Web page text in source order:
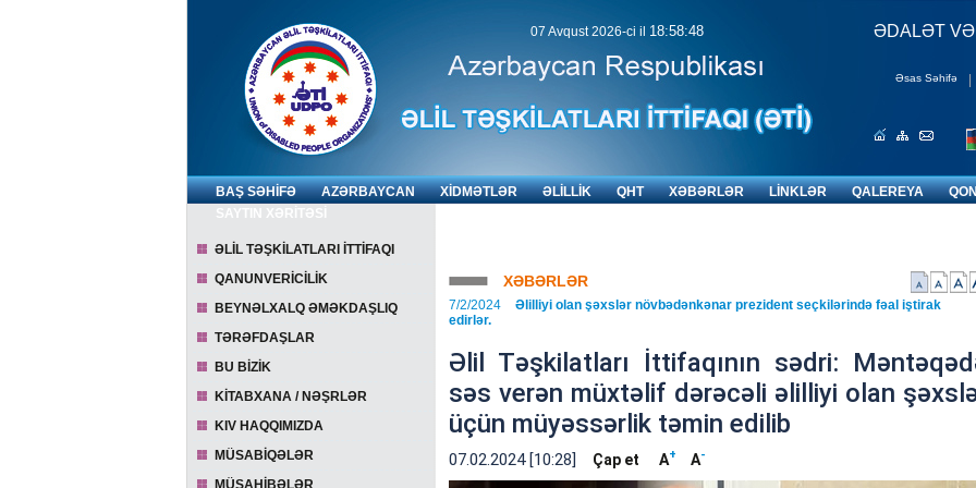
07 Avqust 2026-ci il 18:58:49 HAMI
ƏDALƏT VƏ
Əsas Səhifə
BAŞ SƏHİFƏ AZƏRBAYCAN XİDMƏTLƏR ƏLİLLİK QHT XƏBƏRLƏR LİNKLƏR QALEREYA
SAYTIN XƏRİTƏSİ
XƏBƏRLƏR
7/2/2024
Əlilliyi olan şəxslər növbədənkənar prezident seçkilərində fəal iştirak
edirlər.
Əlil Təşkilatları İttifaqının sədri:
səs verən müxtəlif dərəcəli əlilliyi olan
üçün müyəssərlik təmin edilib
07.02.2024 [10:28] Çap et A+ A-
ƏLİL TƏŞKİLATLARI İTTİFAQI
QANUNVERİCİLİK
BEYNƏLXALQ ƏMƏKDAŞLIQ
TƏRƏFDAŞLAR
BU BİZİK
KİTABXANA / NƏŞRLƏR
KIV HAQQIMIZDA
MÜSABİQƏLƏR
MÜSAHİBƏLƏR